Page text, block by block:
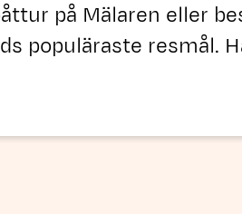
på Mälaren eller
populäraste resmål.